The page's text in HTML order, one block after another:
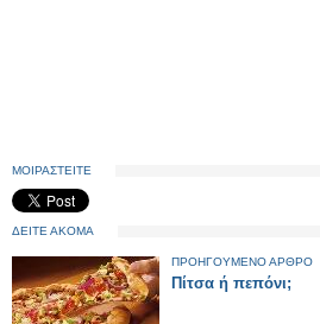
ΜΟΙΡΑΣΤΕΙΤΕ
ΔΕΙΤΕ ΑΚΟΜΑ
ΠΡΟΗΓΟΥΜΕΝΟ ΑΡΘΡΟ
Πίτσα ή πεπόνι;